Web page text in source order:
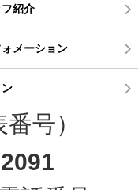
紹介
メーション
号）